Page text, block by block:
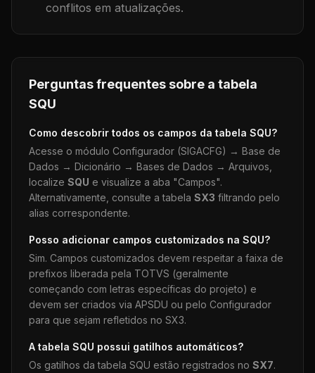
conflitos em atualizações.
Perguntas frequentes sobre a tabela
SQU
Como descobrir todos os campos da tabela SQU?
Acesse o módulo Configurador (SIGACFG) → Base de
Dados → Dicionário → Bases de Dados → Arquivos,
localize SQU e visualize a aba "Campos".
Alternativamente, consulte a tabela SX3 filtrando pelo
alias correspondente.
Posso adicionar campos customizados na SQU?
Sim. Campos customizados devem respeitar a faixa de
prefixos liberada pela TOTVS (geralmente
começando com letras específicas do projeto) e
devem ser criados via APSDU ou pelo Configurador
para que sejam refletidos no SX3.
A tabela SQU possui gatilhos automáticos?
Os gatilhos da tabela SQU estão registrados no SX7.